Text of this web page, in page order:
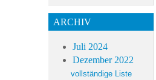
ARCHIV
Juli 2024
Dezember 2022